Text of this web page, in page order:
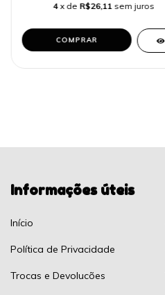
4 x de R$26,11 sem juros
COMPRAR
Informações úteis
Início
Política de Privacidade
Trocas e Devolucões